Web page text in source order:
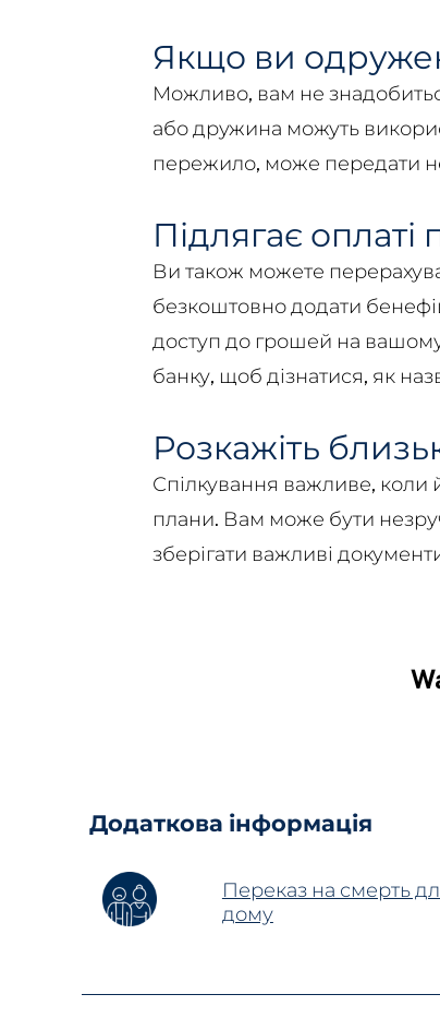
Якщо ви
Можливо, вам не
або дружина можуть
пережило, може передати
Підлягає оплаті
Ви також можете
безкоштовно додати
доступ до грошей на вашому
банку, щоб дізнатися, як
Розкажіть
Спілкування важливе, коли
плани. Вам може бути
зберігати важливі
Додаткова інформація
Переказ на смерть
дому